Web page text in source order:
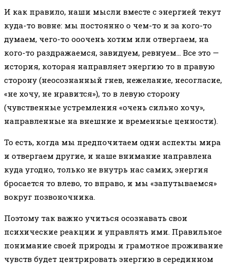
И как правило, наши мысли вместе с энергией текут
куда-то вовне: мы постоянно о чем-то и за кого-то
думаем, чего-то ооочень хотим или отвергаем, на
кого-то раздражаемся, завидуем, ревнуем… Все это —
история, которая направляет энергию то в правую
сторону (неосознанный гнев, нежелание, несогласие,
«не хочу, не нравится»), то в левую сторону
(чувственные устремления «очень сильно хочу»,
направленные на внешние и временные ценности).
То есть, когда мы предпочитаем одни аспекты мира
и отвергаем другие, и наше внимание направлена
куда угодно, только не внутрь нас самих, энергия
бросается то влево, то вправо, и мы «запутываемся»
вокруг позвоночника.
Поэтому так важно учиться осознавать свои
психические реакции и управлять ими. Правильное
понимание своей природы и грамотное проживание
чувств будет центрировать энергию в серединном